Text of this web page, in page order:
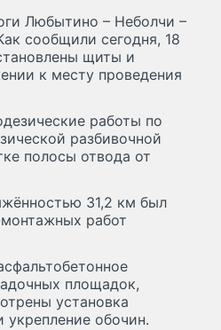
Любытино – Неболчи –
сообщили сегодня, 18
щиты и
к месту проведения
работы по
разбивочной
полосы отвода от
31,2 км был
работ
площадок,
установка
укрепление обочин.